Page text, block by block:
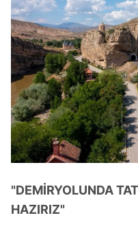
verileriniz işlenmekte
toplumu hizmetlerinin
kullanılmaktadır. Diğer
kılınması ve
reklam/pazarlama
sınırlı olarak açık
Çerezlere ilişkin
vasıtasıyla
için Ayarlar butonuna
6698 sayılı Kişisel
"DEMİRYOLUNDA
HAZIRIZ"